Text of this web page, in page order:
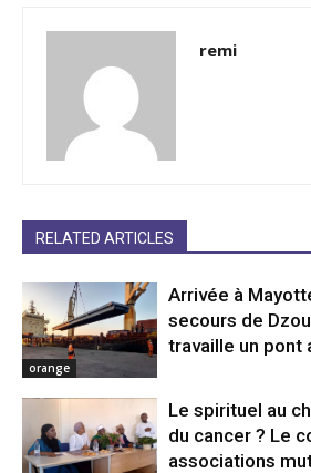
remi
RELATED ARTICLES
orange
Arrivée à
secours de
travaille un pont
Le spirituel au
du cancer ? Le
associations